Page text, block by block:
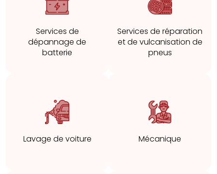
Services de
dépannage de
batterie
Services de réparation
et de vulcanisation de
pneus
Lavage de voiture Mécanique